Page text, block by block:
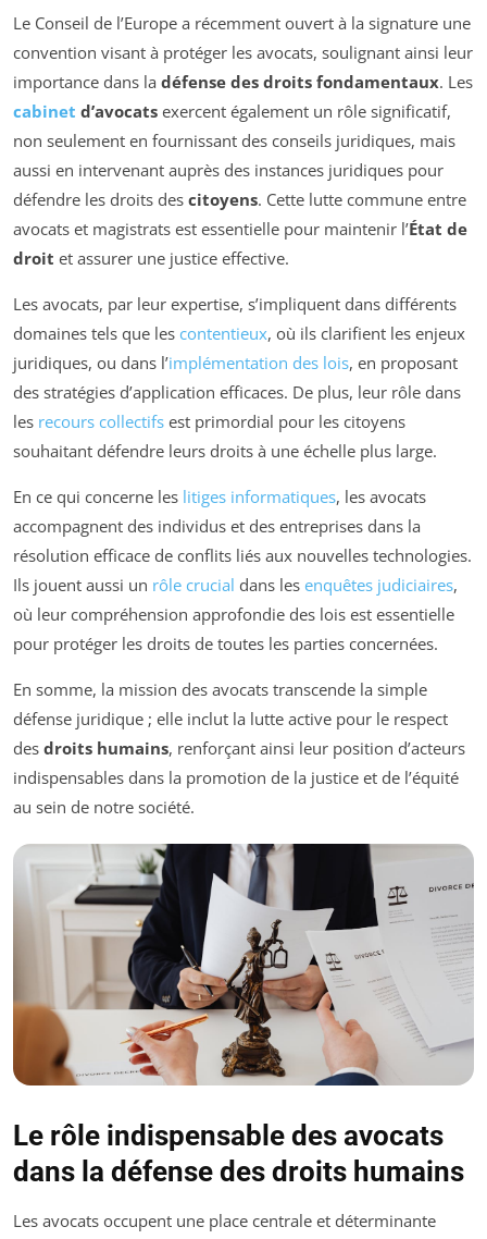
Le Conseil de l’Europe a récemment ouvert à la signature une
convention visant à protéger les avocats, soulignant ainsi leur
importance dans la défense des droits fondamentaux. Les
cabinet d’avocats exercent également un rôle significatif,
non seulement en fournissant des conseils juridiques, mais
aussi en intervenant auprès des instances juridiques pour
défendre les droits des citoyens. Cette lutte commune entre
avocats et magistrats est essentielle pour maintenir l’État de
droit et assurer une justice effective.
Les avocats, par leur expertise, s’impliquent dans différents
domaines tels que les contentieux, où ils clarifient les enjeux
juridiques, ou dans l’implémentation des lois, en proposant
des stratégies d’application efficaces. De plus, leur rôle dans
les recours collectifs est primordial pour les citoyens
souhaitant défendre leurs droits à une échelle plus large.
En ce qui concerne les litiges informatiques, les avocats
accompagnent des individus et des entreprises dans la
résolution efficace de conflits liés aux nouvelles technologies.
Ils jouent aussi un rôle crucial dans les enquêtes judiciaires,
où leur compréhension approfondie des lois est essentielle
pour protéger les droits de toutes les parties concernées.
En somme, la mission des avocats transcende la simple
défense juridique ; elle inclut la lutte active pour le respect
des droits humains, renforçant ainsi leur position d’acteurs
indispensables dans la promotion de la justice et de l’équité
au sein de notre société.
Le rôle indispensable des avocats
dans la défense des droits humains
Les avocats occupent une place centrale et déterminante